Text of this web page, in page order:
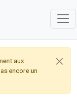
aux
encore un